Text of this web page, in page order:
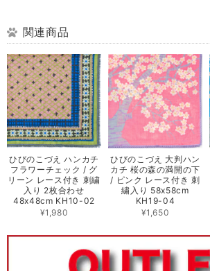
関連商品
ひびのこづえ ハンカチ
フラワーチェック / グ
リーン レース付き 刺繍
入り 2枚合わせ
48x48cm KH10-02
¥1,980
ひびのこづえ 大判ハン
カチ 桜の森の満開の下
/ ピンク レース付き 刺
繍入り 58x58cm
KH19-04
¥1,650